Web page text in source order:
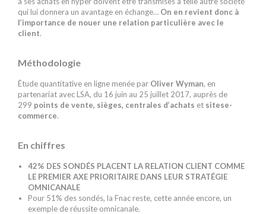
qui lui donnera un avantage en échange… On en revient donc à
l’importance de nouer une relation particulière avec le
client.
Méthodologie
Étude quantitative en ligne menée par Oliver Wyman, en
partenariat avec LSA, du 16 juin au 25 juillet 2017, auprès de
299 points de vente, sièges, centrales d’achats et sitese-
commerce.
En chiffres
42% DES SONDÉS PLACENT LA RELATION CLIENT COMME
LE PREMIER AXE PRIORITAIRE DANS LEUR STRATÉGIE
OMNICANALE
Pour 51% des sondés, la Fnac reste, cette année encore, un
exemple de réussite omnicanale.